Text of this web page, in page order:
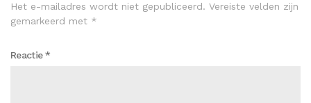
Het e-mailadres wordt niet gepubliceerd. Vereiste velden zijn
gemarkeerd met *
Reactie*